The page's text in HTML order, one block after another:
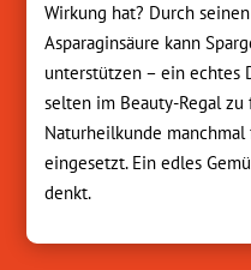
Wirkung hat? Durch
Asparaginsäure kann
unterstützen – ein echtes
selten im Beauty-Regal
Naturheilkunde
eingesetzt. Ein edles
denkt.